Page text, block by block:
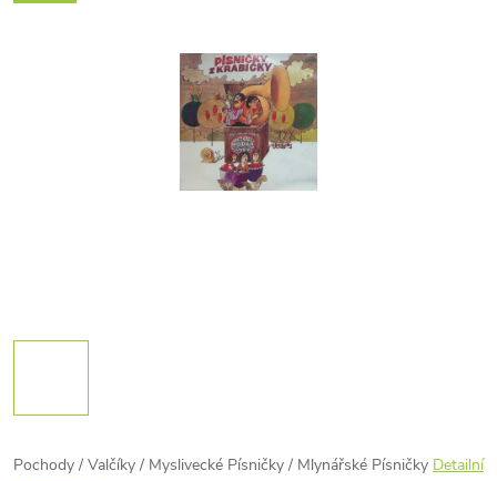
Pochody / Valčíky / Myslivecké Písničky / Mlynářské Písničky Detailní